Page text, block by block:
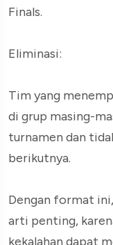
Finals.
Eliminasi:
Tim yang
di grup masing-
turnamen dan
berikutnya.
Dengan format
arti penting,
kekalahan dapat